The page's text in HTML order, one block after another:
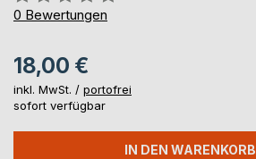
0%
0 Bewertungen
18,00 €
inkl. MwSt. / portofrei
sofort verfügbar
IN DEN WARENKORB